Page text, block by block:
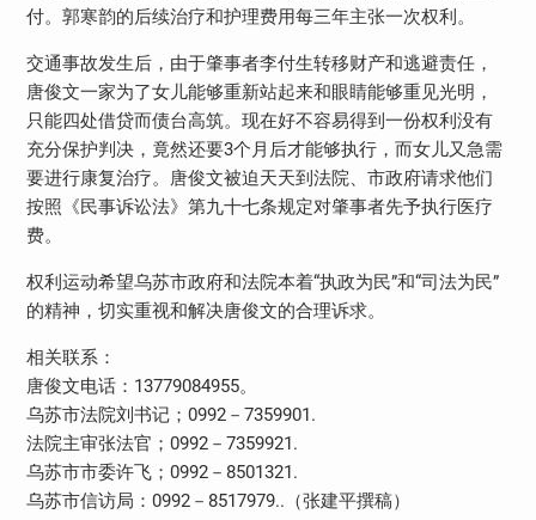
付。郭寒韵的后续治疗和护理费用每三年主张一次权利。
交通事故发生后，由于肇事者李付生转移财产和逃避责任，
唐俊文一家为了女儿能够重新站起来和眼睛能够重见光明，
只能四处借贷而债台高筑。现在好不容易得到一份权利没有
充分保护判决，竟然还要3个月后才能够执行，而女儿又急需
要进行康复治疗。唐俊文被迫天天到法院、市政府请求他们
按照《民事诉讼法》第九十七条规定对肇事者先予执行医疗
费。
权利运动希望乌苏市政府和法院本着“执政为民”和“司法为民”
的精神，切实重视和解决唐俊文的合理诉求。
相关联系：
唐俊文电话：13779084955。
乌苏市法院刘书记；0992－7359901.
法院主审张法官；0992－7359921.
乌苏市市委许飞；0992－8501321.
乌苏市信访局：0992－8517979..（张建平撰稿）